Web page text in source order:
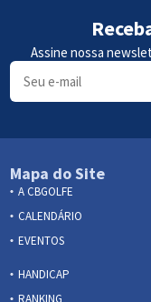
Assine nossa
Mapa do Site
A CBGOLFE
CALENDÁRIO
EVENTOS
HANDICAP